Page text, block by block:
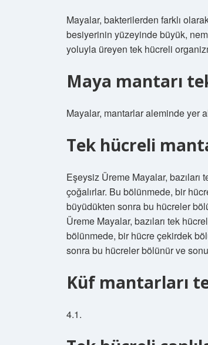
Mayalar, bakterilerden farklı
besiyerinin yüzeyinde büyük,
yoluyla üreyen tek hücreli
Maya mantarı
Mayalar, mantarlar aleminde yer
Tek hücreli
Eşeysiz Üreme Mayalar,
çoğalırlar. Bu bölünmede, bir
büyüdükten sonra bu hücreler
Üreme Mayalar, bazıları tek
bölünmede, bir hücre çekirdek
sonra bu hücreler bölünür ve
Küf mantarları
4.1.